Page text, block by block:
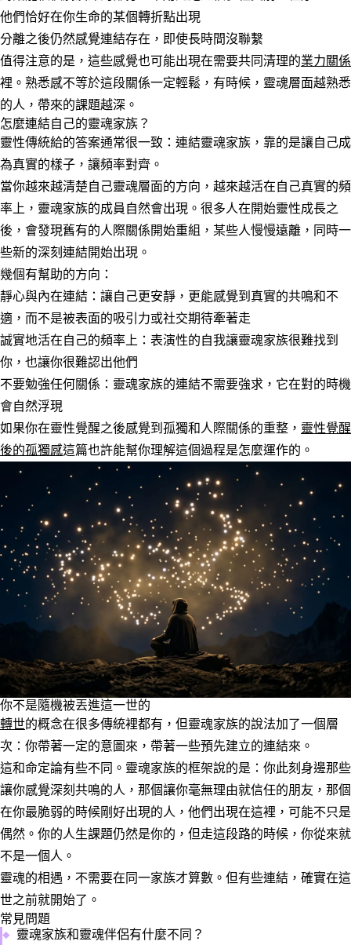
他們恰好在你生命的某個轉折點出現
分離之後仍然感覺連結存在，即使長時間沒聯繫
值得注意的是，這些感覺也可能出現在需要共同清理的業力關係
裡。熟悉感不等於這段關係一定輕鬆，有時候，靈魂層面越熟悉
的人，帶來的課題越深。
怎麼連結自己的靈魂家族？
靈性傳統給的答案通常很一致：連結靈魂家族，靠的是讓自己成
為真實的樣子，讓頻率對齊。
當你越來越清楚自己靈魂層面的方向，越來越活在自己真實的頻
率上，靈魂家族的成員自然會出現。很多人在開始靈性成長之
後，會發現舊有的人際關係開始重組，某些人慢慢遠離，同時一
些新的深刻連結開始出現。
幾個有幫助的方向：
靜心與內在連結 ：讓自己更安靜，更能感覺到真實的共鳴和不
適，而不是被表面的吸引力或社交期待牽著走
誠實地活在自己的頻率上 ：表演性的自我讓靈魂家族很難找到
你，也讓你很難認出他們
不要勉強任何關係 ：靈魂家族的連結不需要強求，它在對的時機
會自然浮現
如果你在靈性覺醒之後感覺到孤獨和人際關係的重整， 靈性覺醒
後的孤獨感這篇也許能幫你理解這個過程是怎麼運作的。
你不是隨機被丟進這一世的
轉世的概念在很多傳統裡都有，但靈魂家族的說法加了一個層
次：你帶著一定的意圖來，帶著一些預先建立的連結來。
這和命定論有些不同。靈魂家族的框架說的是：你此刻身邊那些
讓你感覺深刻共鳴的人，那個讓你毫無理由就信任的朋友，那個
在你最脆弱的時候剛好出現的人，他們出現在這裡，可能不只是
偶然。你的人生課題仍然是你的，但走這段路的時候，你從來就
不是一個人。
靈魂的相遇，不需要在同一家族才算數。但有些連結，確實在這
世之前就開始了。
常見問題
靈魂家族和靈魂伴侶有什麼不同？